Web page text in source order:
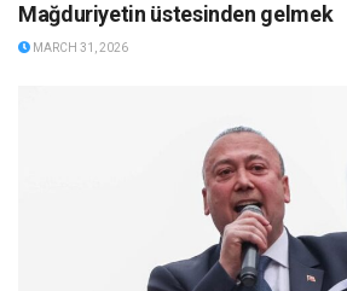
Mağduriyetin üstesinden gelmek
MARCH 31, 2026